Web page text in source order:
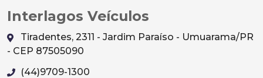
Interlagos Veículos
Tiradentes, 2311 - Jardim Paraíso - Umuarama/PR
- CEP 87505090
(44)9709-1300